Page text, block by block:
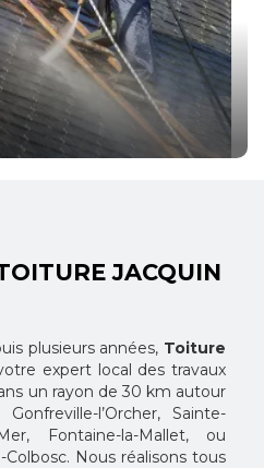
JACQUIN
plusieurs années, Toiture
expert local des travaux
un rayon de 30 km autour
l’Orcher, Sainte-
Fontaine-la-Mallet, ou
Nous réalisons tous